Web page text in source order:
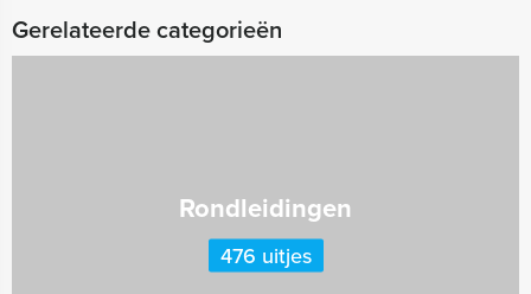
Gerelateerde categorieën
Rondleidingen
476 uitjes